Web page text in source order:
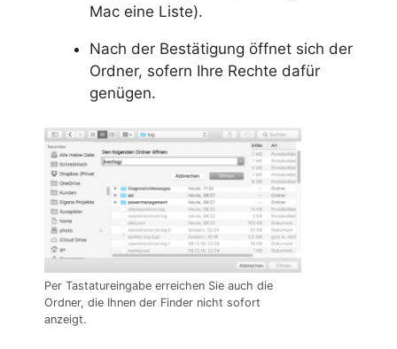
Mac eine Liste).
Nach der Bestätigung öffnet sich der
Ordner, sofern Ihre Rechte dafür
genügen.
Per Tastatureingabe erreichen Sie auch die
Ordner, die Ihnen der Finder nicht sofort
anzeigt.